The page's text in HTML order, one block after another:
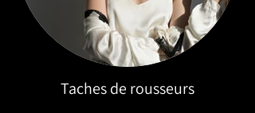
Taches de rousseurs